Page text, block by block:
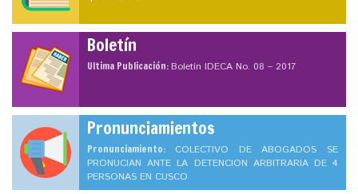
Boletín
Ultima Publicación:Boletín IDECA No. 08 – 2017
Pronunciamientos
Pronunciamiento: COLECTIVO DE ABOGADOS SE
PRONUCIAN ANTE LA DETENCION ARBITRARIA DE 4
PERSONAS EN CUSCO